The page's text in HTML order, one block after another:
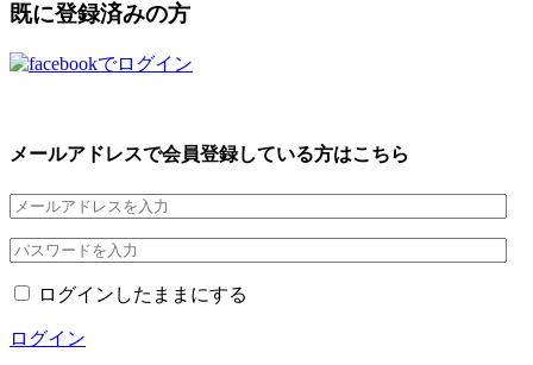
既に登録済みの方
メールアドレスで会員登録している方はこちら
ログインしたままにする
ログイン